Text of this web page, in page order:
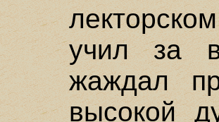
учил за
жаждал
высокой